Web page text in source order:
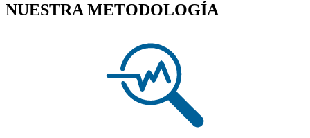
NUESTRA METODOLOGÍA